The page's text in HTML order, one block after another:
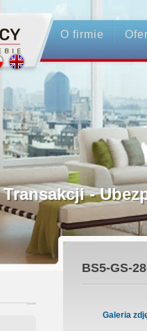
O firmie
-
Zadatku
Umowa
BS5-GS-
Galeria